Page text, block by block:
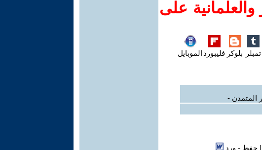
على
تمبلر بلوكر فليبورد الموبايل
المتمدن -
|حفظ - ورد